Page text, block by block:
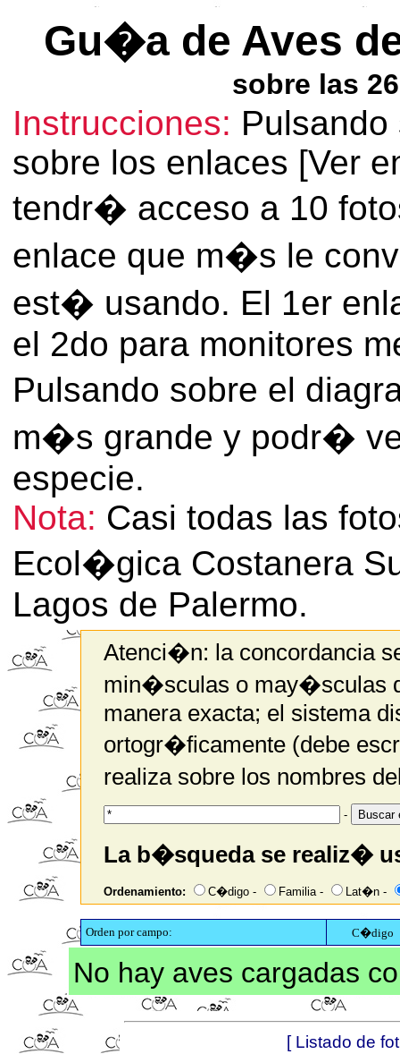
Gu�a de Aves
sobre las
Instrucciones:
sobre los enlaces [Ver
tendr� acceso a 10
enlace que m�s le
est� usando. El 1er
el 2do para monitores
Pulsando sobre el
m�s grande y podr�
especie.
Nota: Casi todas las
Ecol�gica Costanera
Lagos de Palermo.
Atenci�n: la concordancia
min�sculas o may�sculas
manera exacta; el sistema
ortogr�ficamente (debe
realiza sobre los nombres
-
La b�squeda se realiz�
Ordenamiento: C�digo - Familia - Lat�n -
Orden por campo: C�digo
No hay aves cargadas
[ Listado de